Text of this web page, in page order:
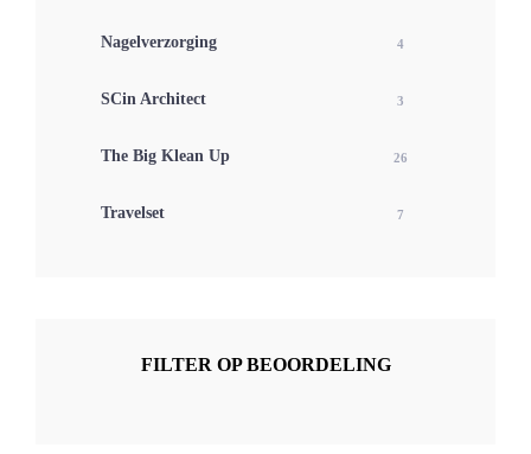
Nagelverzorging 4
SCin Architect 3
The Big Klean Up 26
Travelset 7
FILTER OP BEOORDELING